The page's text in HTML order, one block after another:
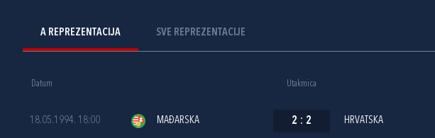
A REPREZENTACIJA SVE REPREZENTACIJE
Datum Utakmica
18.05.1994. 18:00 MAĐARSKA 2 : 2 HRVATSKA